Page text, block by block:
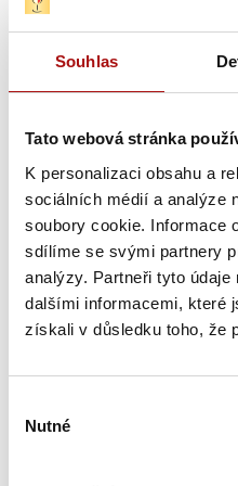
Souhlas
Tato webová stránka
K personalizaci obsahu a
sociálních médií a analýze
soubory cookie. Informace
sdílíme se svými partnery
analýzy. Partneři tyto údaje
dalšími informacemi, které
získali v důsledku toho, že
souhlasu
Nutné
Zpět na
Novinky